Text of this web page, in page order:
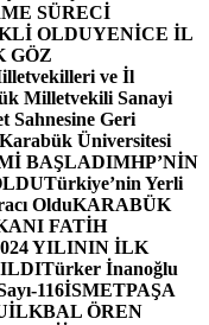
SÜRECİ
OLDUYENİCE İL
GÖZ
ve İl
Milletvekili Sanayi
Sahnesine Geri
Üniversitesi
BAŞLADIMHP’NİN
Türkiye’nin Yerli
OlduKARABÜK
FATİH
YILININ İLK
Türker İnanoğlu
116İSMETPAŞA
İLKBAL ÖREN